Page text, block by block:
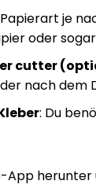
Papierart je
oder
cutter
nach dem
: Du
App herunter